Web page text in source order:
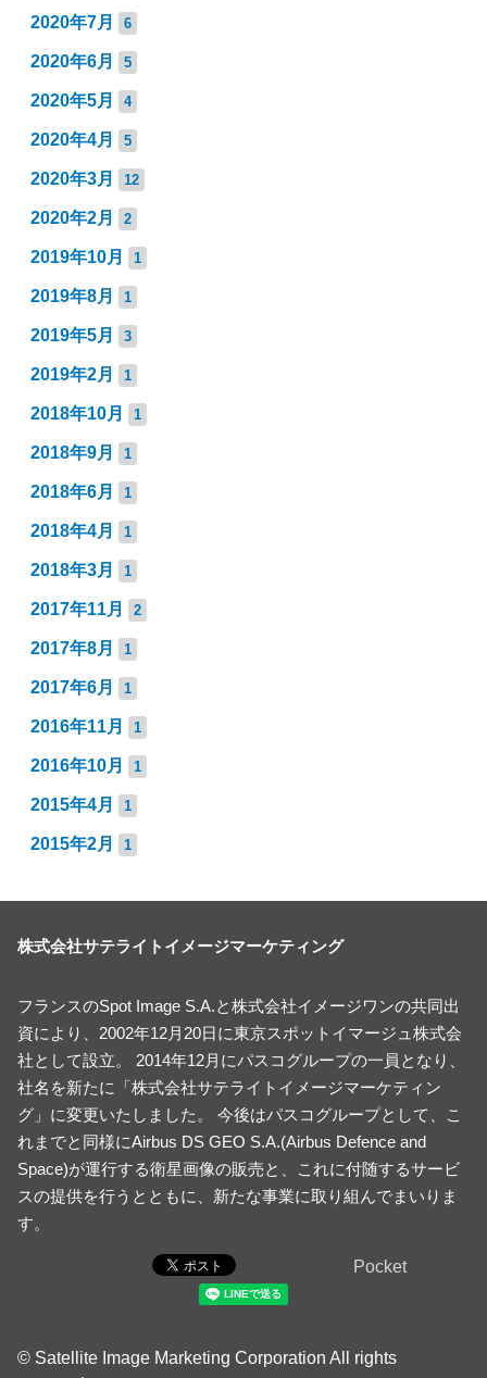
2020年7月 6
2020年6月 5
2020年5月 4
2020年4月 5
2020年3月 12
2020年2月 2
2019年10月 1
2019年8月 1
2019年5月 3
2019年2月 1
2018年10月 1
2018年9月 1
2018年6月 1
2018年4月 1
2018年3月 1
2017年11月 2
2017年8月 1
2017年6月 1
2016年11月 1
2016年10月 1
2015年4月 1
2015年2月 1
株式会社サテライトイメージマーケティング
フランスのSpot Image S.A.と株式会社イメージワンの共同出
資により、2002年12月20日に東京スポットイマージュ株式会
社として設立。 2014年12月にパスコグループの一員となり、
社名を新たに「株式会社サテライトイメージマーケティン
グ」に変更いたしました。 今後はパスコグループとして、こ
れまでと同様にAirbus DS GEO S.A.(Airbus Defence and
Space)が運行する衛星画像の販売と、これに付随するサービ
スの提供を行うとともに、新たな事業に取り組んでまいりま
す。
Pocket
© Satellite Image Marketing Corporation All rights